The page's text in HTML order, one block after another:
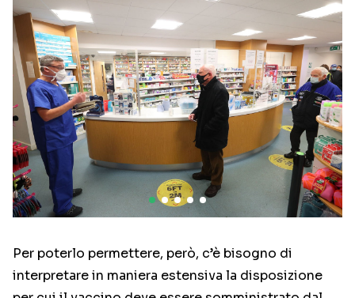
Per poterlo permettere, però, c’è bisogno di
interpretare in maniera estensiva la disposizione